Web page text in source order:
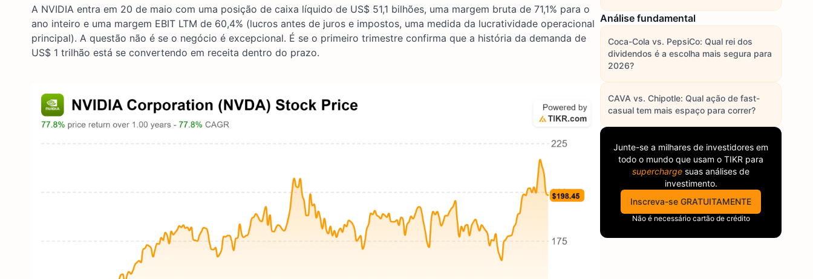
A NVIDIA entra em 20 de maio com uma posição de caixa líquido de US$ 51,1 bilhões, uma margem bruta de 71,1% para o
ano inteiro e uma margem EBIT LTM de 60,4% (lucros antes de juros e impostos, uma medida da lucratividade operacional
principal). A questão não é se o negócio é excepcional. É se o primeiro trimestre confirma que a história da demanda de
US$ 1 trilhão está se convertendo em receita dentro do prazo.
Análise fundamental
Coca-Cola vs. PepsiCo: Qual rei dos
dividendos é a escolha mais segura para
2026?
CAVA vs. Chipotle: Qual ação de fast-
casual tem mais espaço para correr?
Junte-se a milhares de investidores em
todo o mundo que usam o TIKR para
supercharge suas análises de
investimento.
Inscreva-se GRATUITAMENTE
Não é necessário cartão de crédito